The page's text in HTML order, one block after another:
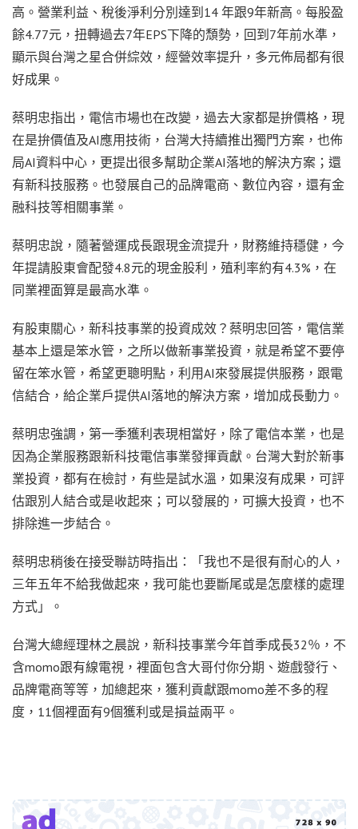
高。營業利益、稅後淨利分別達到14 年跟9年新高。每股盈
餘4.77元，扭轉過去7年EPS下降的頹勢，回到7年前水準，
顯示與台灣之星合併綜效，經營效率提升，多元佈局都有很
好成果。
蔡明忠指出，電信市場也在改變，過去大家都是拚價格，現
在是拚價值及AI應用技術，台灣大持續推出獨門方案，也佈
局AI資料中心，更提出很多幫助企業AI落地的解決方案；還
有新科技服務。也發展自己的品牌電商、數位內容，還有金
融科技等相關事業。
蔡明忠說，隨著營運成長跟現金流提升，財務維持穩健，今
年提請股東會配發4.8元的現金股利，殖利率約有4.3%，在
同業裡面算是最高水準。
有股東關心，新科技事業的投資成效？蔡明忠回答，電信業
基本上還是笨水管，之所以做新事業投資，就是希望不要停
留在笨水管，希望更聰明點，利用AI來發展提供服務，跟電
信結合，給企業戶提供AI落地的解決方案，增加成長動力。
蔡明忠強調，第一季獲利表現相當好，除了電信本業，也是
因為企業服務跟新科技電信事業發揮貢獻。台灣大對於新事
業投資，都有在檢討，有些是試水溫，如果沒有成果，可評
估跟別人結合或是收起來；可以發展的，可擴大投資，也不
排除進一步結合。
蔡明忠稍後在接受聯訪時指出：「我也不是很有耐心的人，
三年五年不給我做起來，我可能也要斷尾或是怎麼樣的處理
方式」。
台灣大總經理林之晨說，新科技事業今年首季成長32％，不
含momo跟有線電視，裡面包含大哥付你分期、遊戲發行、
品牌電商等等，加總起來，獲利貢獻跟momo差不多的程
度，11個裡面有9個獲利或是損益兩平。